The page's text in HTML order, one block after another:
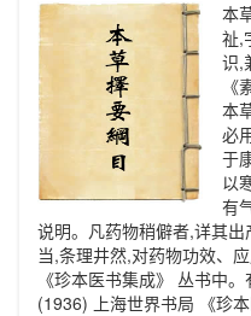
本
祉,
识,
《
本
必
于
以
有
说明。凡药物稍僻者,详其
当,条理井然,对药物功效、
《珍本医书集成》 丛书中
(1936) 上海世界书局 《珍本